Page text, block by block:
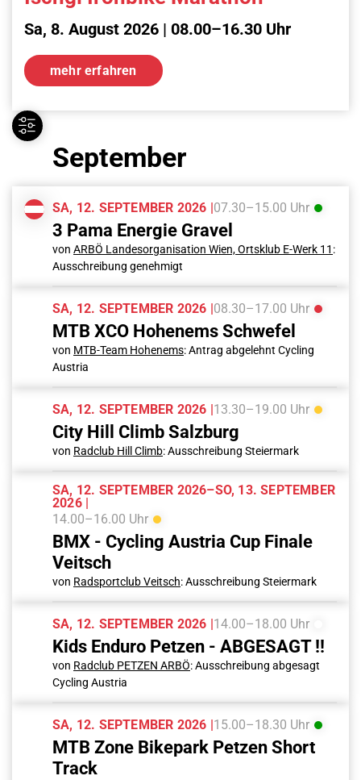
Sa, 8. August 2026 | 08.00–16.30 Uhr
mehr erfahren
September
SA, 12. SEPTEMBER 2026 | 07.30–15.00 Uhr
3 Pama Energie Gravel
von ARBÖ Landesorganisation Wien, Ortsklub E-Werk 11 :
Ausschreibung genehmigt
SA, 12. SEPTEMBER 2026 | 08.30–17.00 Uhr
MTB XCO Hohenems Schwefel
von MTB-Team Hohenems: Antrag abgelehnt Cycling
Austria
SA, 12. SEPTEMBER 2026 | 13.30–19.00 Uhr
City Hill Climb Salzburg
von Radclub Hill Climb: Ausschreibung Steiermark
SA, 12. SEPTEMBER 2026–SO, 13. SEPTEMBER
2026 |
14.00–16.00 Uhr
BMX - Cycling Austria Cup Finale
Veitsch
von Radsportclub Veitsch: Ausschreibung Steiermark
SA, 12. SEPTEMBER 2026 | 14.00–18.00 Uhr
Kids Enduro Petzen - ABGESAGT !!
von Radclub PETZEN ARBÖ: Ausschreibung abgesagt
Cycling Austria
SA, 12. SEPTEMBER 2026 | 15.00–18.30 Uhr
MTB Zone Bikepark Petzen Short
Track